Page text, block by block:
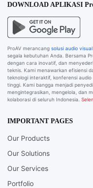
DOWNLOAD APLIKASI
ProAV merancang solusi audio visual
segala kebutuhan Anda. Bersama
dengan cara inovatif, dan
teknis. Kami menawarkan efisiensi
teknologi interaktif, konferensi
tinggi. Kami bangga menjadi
mengintegrasikan, mengelola, dan
kolaborasi di seluruh Indonesia.
IMPORTANT PAGES
Our Products
Our Solutions
Our Services
Portfolio